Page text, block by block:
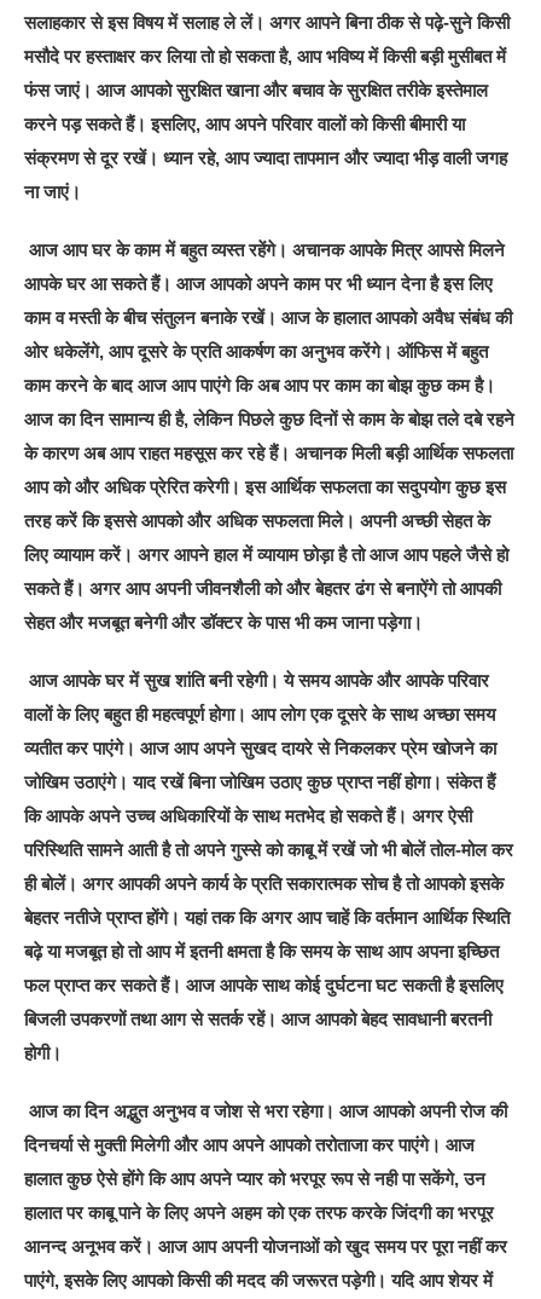
सलाहकार से इस विषय में सलाह ले लें। अगर आपने बिना ठीक से पढ़े-सुने किसी
मसौदे पर हस्ताक्षर कर लिया तो हो सकता है, आप भविष्य में किसी बड़ी मुसीबत में
फंस जाएं। आज आपको सुरक्षित खाना और बचाव के सुरक्षित तरीके इस्तेमाल
करने पड़ सकते हैं। इसलिए, आप अपने परिवार वालों को किसी बीमारी या
संक्रमण से दूर रखें। ध्यान रहे, आप ज्यादा तापमान और ज्यादा भीड़ वाली जगह
ना जाएं।
आज आप घर के काम में बहुत व्यस्त रहेंगे। अचानक आपके मित्र आपसे मिलने
आपके घर आ सकते हैं। आज आपको अपने काम पर भी ध्यान देना है इस लिए
काम व मस्ती के बीच संतुलन बनाके रखें। आज के हालात आपको अवैध संबंध की
ओर धकेलेंगे, आप दूसरे के प्रति आकर्षण का अनुभव करेंगे। ऑफिस में बहुत
काम करने के बाद आज आप पाएंगे कि अब आप पर काम का बोझ कुछ कम है।
आज का दिन सामान्य ही है, लेकिन पिछले कुछ दिनों से काम के बोझ तले दबे रहने
के कारण अब आप राहत महसूस कर रहे हैं। अचानक मिली बड़ी आर्थिक सफलता
आप को और अधिक प्रेरित करेगी। इस आर्थिक सफलता का सदुपयोग कुछ इस
तरह करें कि इससे आपको और अधिक सफलता मिले। अपनी अच्छी सेहत के
लिए व्यायाम करें। अगर आपने हाल में व्यायाम छोड़ा है तो आज आप पहले जैसे हो
सकते हैं। अगर आप अपनी जीवनशैली को और बेहतर ढंग से बनाऐंगे तो आपकी
सेहत और मजबूत बनेगी और डॉक्टर के पास भी कम जाना पड़ेगा।
आज आपके घर में सुख शांति बनी रहेगी। ये समय आपके और आपके परिवार
वालों के लिए बहुत ही महत्वपूर्ण होगा। आप लोग एक दूसरे के साथ अच्छा समय
व्यतीत कर पाएंगे। आज आप अपने सुखद दायरे से निकलकर प्रेम खोजने का
जोखिम उठाएंगे। याद रखें बिना जोखिम उठाए कुछ प्राप्त नहीं होगा। संकेत हैं
कि आपके अपने उच्च अधिकारियों के साथ मतभेद हो सकते हैं। अगर ऐसी
परिस्थिति सामने आती है तो अपने गुस्से को काबू में रखें जो भी बोलें तोल-मोल कर
ही बोलें। अगर आपकी अपने कार्य के प्रति सकारात्मक सोच है तो आपको इसके
बेहतर नतीजे प्राप्त होंगे। यहां तक कि अगर आप चाहें कि वर्तमान आर्थिक स्थिति
बढ़े या मजबूत हो तो आप में इतनी क्षमता है कि समय के साथ आप अपना इच्छित
फल प्राप्त कर सकते हैं। आज आपके साथ कोई दुर्घटना घट सकती है इसलिए
बिजली उपकरणों तथा आग से सतर्क रहें। आज आपको बेहद सावधानी बरतनी
होगी।
आज का दिन अद्भुत अनुभव व जोश से भरा रहेगा। आज आपको अपनी रोज की
दिनचर्या से मुक्ती मिलेगी और आप अपने आपको तरोताजा कर पाएंगे। आज
हालात कुछ ऐसे होंगे कि आप अपने प्यार को भरपूर रूप से नही पा सकेंगे, उन
हालात पर काबू पाने के लिए अपने अहम को एक तरफ करके जिंदगी का भरपूर
आनन्द अनूभव करें। आज आप अपनी योजनाओं को खुद समय पर पूरा नहीं कर
पाएंगे, इसके लिए आपको किसी की मदद की जरूरत पड़ेगी। यदि आप शेयर में